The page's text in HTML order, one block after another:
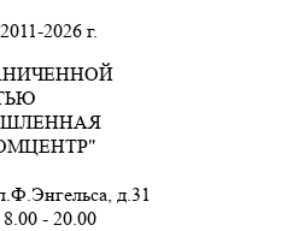
2026 г.
д.31
- 20.00